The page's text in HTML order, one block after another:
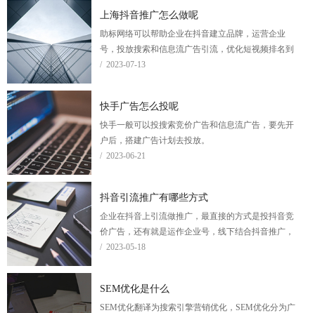
上海抖音推广怎么做呢
助标网络可以帮助企业在抖音建立品牌，运营企业
号，投放搜索和信息流广告引流，优化短视频排名到
前10。
/ 2023-07-13
快手广告怎么投呢
快手一般可以投搜索竞价广告和信息流广告，要先开
户后，搭建广告计划去投放。
/ 2023-06-21
抖音引流推广有哪些方式
企业在抖音上引流做推广，最直接的方式是投抖音竞
价广告，还有就是运作企业号，线下结合抖音推广，
投dou+等。
/ 2023-05-18
SEM优化是什么
SEM优化翻译为搜索引擎营销优化，SEM优化分为广